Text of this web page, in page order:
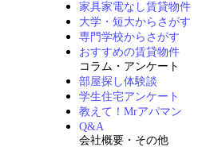
家具家電なし賃貸物件
大学・短大からさがす
専門学校からさがす
おすすめの賃貸物件
コラム・アンケート
部屋探し体験談
学生住宅アンケート
教えて！Mrアパマン
Q&A
会社概要・その他